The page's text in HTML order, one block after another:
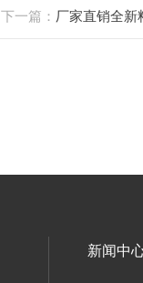
下一篇： 厂家直销全新料
新闻中